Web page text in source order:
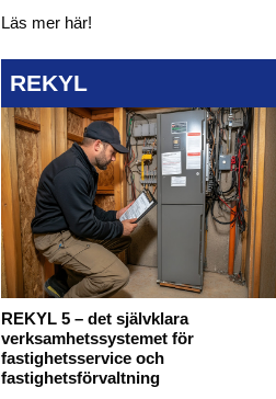
Läs mer här!
REKYL
REKYL 5 – det självklara
verksamhetssystemet för
fastighetsservice och
fastighetsförvaltning